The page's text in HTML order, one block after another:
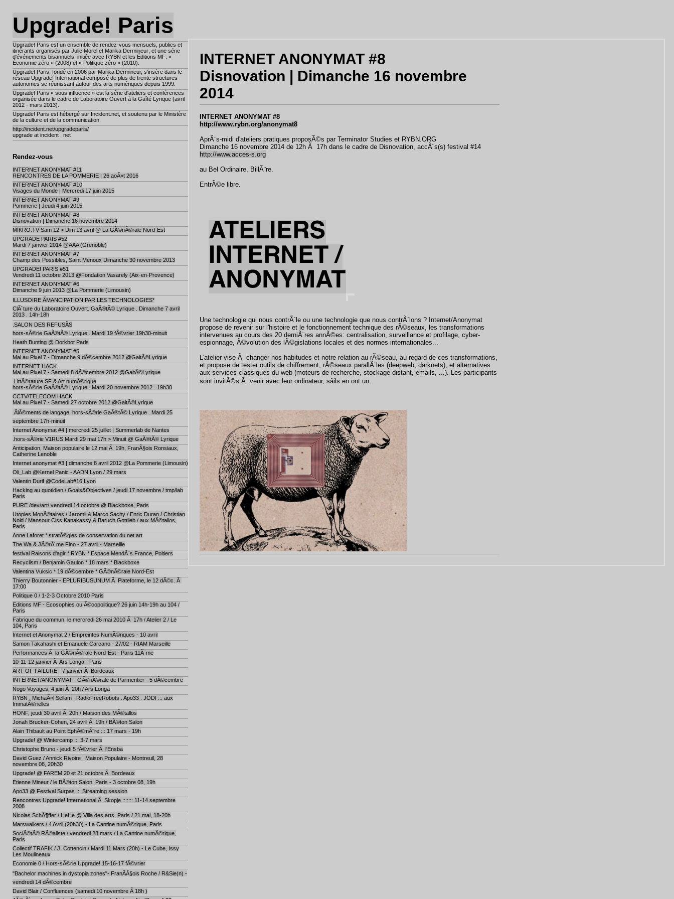
Upgrade! Paris
Upgrade! Paris est un ensemble de rendez-vous mensuels, publics et
itinérants organisés par Julie Morel et Marika Dermineur; et une série
d'événements bisannuels, initiée avec RYBN et les Éditions MF: «
Économie zéro » (2008) et « Politique zéro » (2010).
Upgrade! Paris, fondé en 2006 par Marika Dermineur, s'insère dans le
réseau Upgrade! International composé de plus de trente structures
autonomes se réunissant autour des arts numériques depuis 1999.
Upgrade! Paris « sous influence » est la série d'ateliers et conférences
organisée dans le cadre de Laboratoire Ouvert à la Gaîté Lyrique (avril
2012 - mars 2013).
Upgrade! Paris est hébergé sur Incident.net, et soutenu par le Ministère
de la culture et de la communication.
http://incident.net/upgradeparis/
upgrade at incident . net
Rendez-vous
INTERNET ANONYMAT #11
RENCONTRES DE LA POMMERIE | 26 aoÃ»t 2016
INTERNET ANONYMAT #10
Visages du Monde | Mercredi 17 juin 2015
INTERNET ANONYMAT #9
Pommerie | Jeudi 4 juin 2015
INTERNET ANONYMAT #8
Disnovation | Dimanche 16 novembre 2014
MIKRO.TV Sam 12 > Dim 13 avril @ La GÃ©nÃ©rale Nord-Est
UPGRADE PARIS #52
Mardi 7 janvier 2014 @AAA (Grenoble)
INTERNET ANONYMAT #7
Champ des Possibles, Saint Menoux Dimanche 30 novembre 2013
UPGRADE! PARIS #51
Vendredi 11 octobre 2013 @Fondation Vasarely (Aix-en-Provence)
INTERNET ANONYMAT #6
Dimanche 9 juin 2013 @La Pommerie (Limousin)
ILLUSOIRE ÃMANCIPATION PAR LES TECHNOLOGIES*
ClÃ´ture du Laboratoire Ouvert. GaÃ®tÃ© Lyrique . Dimanche 7 avril
2013 . 14h-18h
.SALON DES REFUSÃS
hors-sÃ©rie GaÃ®tÃ© Lyrique . Mardi 19 fÃ©vrier 19h30-minuit
Heath Bunting @ Dorkbot Paris
INTERNET ANONYMAT #5
Mal au Pixel 7 - Dimanche 9 dÃ©cembre 2012 @GaitÃ©Lyrique
INTERNET HACK
Mal au Pixel 7 - Samedi 8 dÃ©cembre 2012 @GaitÃ©Lyrique
.LittÃ©rature SF & Art numÃ©rique
hors-sÃ©rie GaÃ®tÃ© Lyrique . Mardi 20 novembre 2012 . 19h30
CCTV/TELECOM HACK
Mal au Pixel 7 - Samedi 27 octobre 2012 @GaitÃ©Lyrique
.ÃlÃ©ments de langage. hors-sÃ©rie GaÃ®tÃ© Lyrique . Mardi 25
septembre 17h-minuit
Internet Anonymat #4 | mercredi 25 juillet | Summerlab de Nantes
.hors-sÃ©rie V1RUS Mardi 29 mai 17h > Minuit @ GaÃ®tÃ© Lyrique
Anticipation, Maison populaire le 12 mai Ã 19h, FranÃ§ois Ronsiaux,
Catherine Lenoble
Internet anonymat #3 | dimanche 8 avril 2012 @La Pommerie (Limousin)
Oli_Lab @Kernel Panic - AADN Lyon / 29 mars
Valentin Durif @CodeLab#16 Lyon
Hacking au quotidien / Goals&Objectives / jeudi 17 novembre / tmp/lab
Paris
PURE /dev/art/ vendredi 14 octobre @ Blackboxe, Paris
Utopies MonÃ©taires / Jaromil & Marco Sachy / Enric Duran / Christian
Nold / Mansour Ciss Kanakassy & Baruch Gottlieb / aux MÃ©tallos,
Paris
Anne Laforet * stratÃ©gies de conservation du net art
The Wa & JÃ©rÃ´me Fino - 27 avril - Marseille
festival Raisons d'agir * RYBN * Espace MendÃ¨s France, Poitiers
Recyclism / Benjamin Gaulon * 18 mars * Blackboxe
Valentina Vuksic * 19 dÃ©cembre * GÃ©nÃ©rale Nord-Est
Thierry Boutonnier - EPLURIBUSUNUM Ã Plateforme, le 12 dÃ©c. Ã
17:00
Politique 0 / 1-2-3 Octobre 2010 Paris
Editions MF - Ecosophies ou Ã©copolitique? 26 juin 14h-19h au 104 /
Paris
Fabrique du commun, le mercredi 26 mai 2010 Ã 17h / Atelier 2 / Le
104, Paris
Internet et Anonymat 2 / Empreintes NumÃ©riques - 10 avril
Samon Takahashi et Emanuele Carcano - 27/02 - RIAM Marseille
Performances Ã la GÃ©nÃ©rale Nord-Est - Paris 11Ã¨me
10-11-12 janvier Ã Ars Longa - Paris
ART OF FAILURE - 7 janvier Ã Bordeaux
INTERNET/ANONYMAT - GÃ©nÃ©rale de Parmentier - 5 dÃ©cembre
Nogo Voyages, 4 juin Ã 20h / Ars Longa
RYBN . MichaÃ«l Sellam . RadioFreeRobots . Apo33 . JODI ::: aux
ImmatÃ©rielles
HONF, jeudi 30 avril Ã 20h / Maison des MÃ©tallos
Jonah Brucker-Cohen, 24 avril Ã 19h / BÃ©ton Salon
Alain Thibault au Point EphÃ©mÃ¨re ::: 17 mars - 19h
Upgrade! @ Wintercamp ::: 3-7 mars
Christophe Bruno - jeudi 5 fÃ©vrier Ã l'Ensba
David Guez / Annick Rivoire , Maison Populaire - Montreuil, 28
novembre 08, 20h30
Upgrade! @ FAREM 20 et 21 octobre Ã Bordeaux
Etienne Mineur / le BÃ©ton Salon, Paris - 3 octobre 08, 19h
Apo33 @ Festival Surpas ::: Streaming session
Rencontres Upgrade! International Ã Skopje ::::::: 11-14 septembre
2008
Nicolas SchÃ¶ffer / HeHe @ Villa des arts, Paris / 21 mai, 18-20h
Marswalkers / 4 Avril (20h30) - La Cantine numÃ©rique, Paris
SociÃ©tÃ© RÃ©aliste / vendredi 28 mars / La Cantine numÃ©rique,
Paris
Collectif TRAFIK / J. Cottencin / Mardi 11 Mars (20h) - Le Cube, Issy
Les Moulineaux
Economie 0 / Hors-sÃ©rie Upgrade! 15-16-17 fÃ©vrier
"Bachelor machines in dystopia zones"- FranÃÂ§ois Roche / R&Sie(n) -
vendredi 14 dÃ©cembre
David Blair / Confluences (samedi 10 novembre Ã 18h )
INTERNET ANONYMAT #8
Disnovation | Dimanche 16 novembre
2014
INTERNET ANONYMAT #8
http://www.rybn.org/anonymat8
AprÃ¨s-midi d'ateliers pratiques proposÃ©s par Terminator Studies et RYBN.ORG
Dimanche 16 novembre 2014 de 12h Ã 17h dans le cadre de Disnovation, accÃ¨s(s) festival #14
http://www.acces-s.org
au Bel Ordinaire, BillÃ¨re.
EntrÃ©e libre.
Une technologie qui nous contrÃ´le ou une technologie que nous contrÃ´lons ? Internet/Anonymat
propose de revenir sur l'histoire et le fonctionnement technique des rÃ©seaux, les transformations
intervenues au cours des 20 derniÃ¨res annÃ©es: centralisation, surveillance et profilage, cyber-
espionnage, Ã©volution des lÃ©gislations locales et des normes internationales...
L'atelier vise Ã changer nos habitudes et notre relation au rÃ©seau, au regard de ces transformations,
et propose de tester outils de chiffrement, rÃ©seaux parallÃ¨les (deepweb, darknets), et alternatives
aux services classiques du web (moteurs de recherche, stockage distant, emails, ...). Les participants
sont invitÃ©s Ã venir avec leur ordinateur, sâils en ont un..